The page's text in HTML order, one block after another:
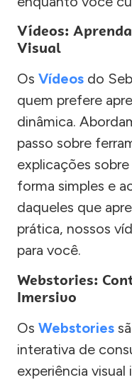
Vídeos:
Visual
Os Vídeos do
quem prefere
dinâmica.
passo sobre
explicações
forma simples e
daqueles que
prática, nossos
para você.
Webstories:
Imersivo
Os Webstories
interativa de
experiência